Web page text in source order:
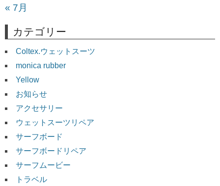
« 7月
カテゴリー
Coltex.ウェットスーツ
monica rubber
Yellow
お知らせ
アクセサリー
ウェットスーツリペア
サーフボード
サーフボードリペア
サーフムービー
トラベル